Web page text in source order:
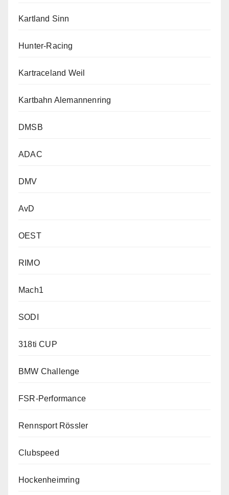
Kartland Sinn
Hunter-Racing
Kartraceland Weil
Kartbahn Alemannenring
DMSB
ADAC
DMV
AvD
OEST
RIMO
Mach1
SODI
318ti CUP
BMW Challenge
FSR-Performance
Rennsport Rössler
Clubspeed
Hockenheimring